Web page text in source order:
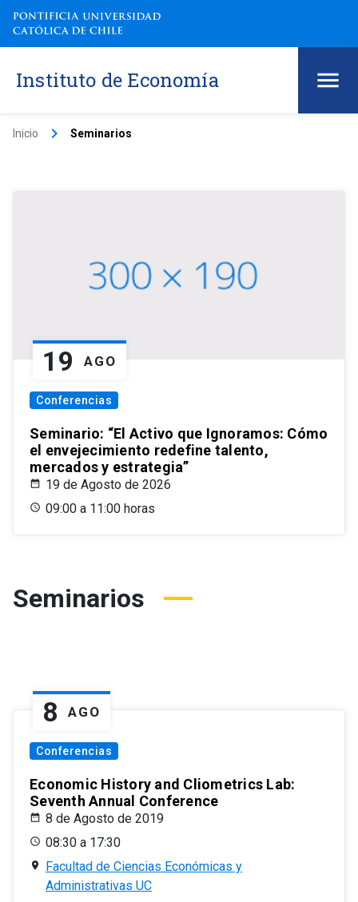
Instituto de Economía
Inicio keyboard_arrow_right Seminarios
19 AGO
Conferencias
Seminario: “El Activo que Ignoramos: Cómo
el envejecimiento redefine talento,
mercados y estrategia”
19 de Agosto de 2026
09:00 a 11:00 horas
Seminarios
8 AGO
Conferencias
Economic History and Cliometrics Lab:
Seventh Annual Conference
8 de Agosto de 2019
08:30 a 17:30
Facultad de Ciencias Económicas y
Administrativas UC